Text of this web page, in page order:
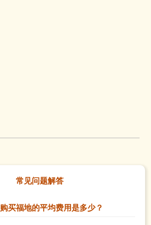
常见问题解答
买福地的平均费用是多少？